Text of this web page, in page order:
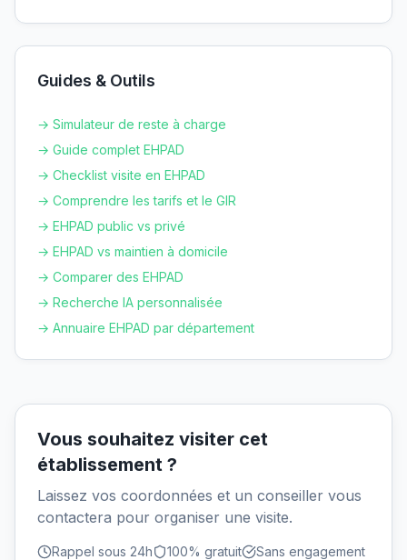
Guides & Outils
→ Simulateur de reste à charge
→ Guide complet EHPAD
→ Checklist visite en EHPAD
→ Comprendre les tarifs et le GIR
→ EHPAD public vs privé
→ EHPAD vs maintien à domicile
→ Comparer des EHPAD
→ Recherche IA personnalisée
→ Annuaire EHPAD par département
Vous souhaitez visiter cet
établissement ?
Laissez vos coordonnées et un conseiller vous
contactera pour organiser une visite.
Rappel sous 24h 100% gratuit Sans engagement